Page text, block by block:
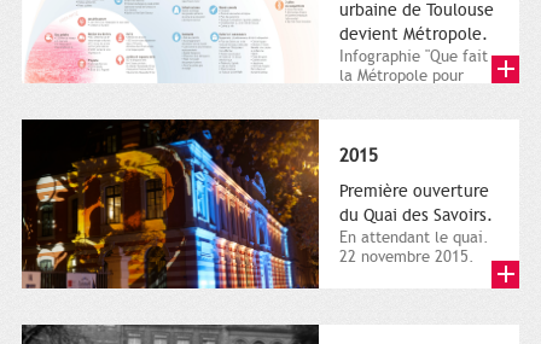
urbaine de Toulouse
devient Métropole.
Infographie "Que fait
la Métropole pour
2015
Première ouverture
du Quai des Savoirs.
En attendant le quai.
22 novembre 2015.